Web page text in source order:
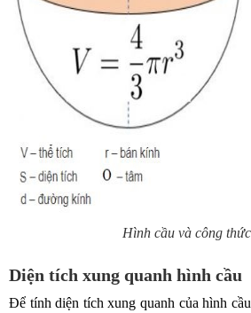
Hình cầu và công
Diện tích xung quanh hình cầu
Để tính diện tích xung quanh của hình